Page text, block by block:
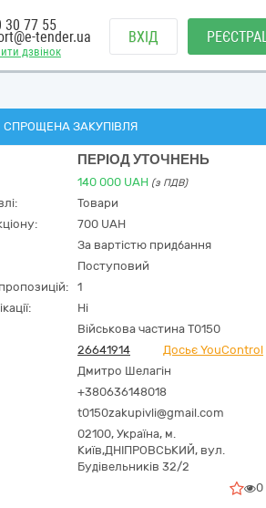
дзвінок
30 77 55
tender.ua ВХІД
СПРОЩЕНА ЗАКУПІВЛЯ
ПЕРІОД УТОЧНЕНЬ
140 000 UAH (з ПДВ)
Товари
700 UAH
За вартістю придбання
Поступовий
1
Ні
Військова частина Т0150
26641914
Досьє YouControl
Дмитро Шелагін
+380636148018
t0150zakupivli@gmail.com
02100, Україна, м.
Київ,ДНІПРОВСЬКИЙ, вул.
Будівельників 32/2
0